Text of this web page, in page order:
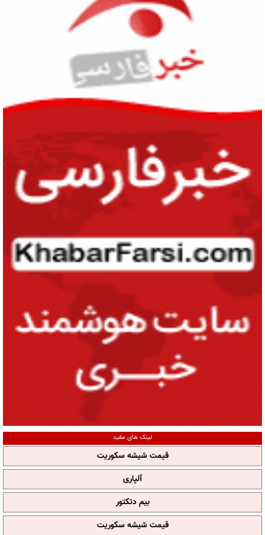
لینک های مفید
قیمت شیشه سکوریت
آلپاری
بیم دتکتور
قیمت شیشه سکوریت